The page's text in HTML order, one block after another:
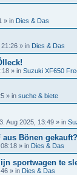
» in Dies & Das
21:26 » in Dies & Das
» in Suzuki XF650
» in suche & biete
Aug 2025, 13:49 » in
aus Bönen gekauft?
» in Dies & Das
sportwagen te
» in Dies & Das